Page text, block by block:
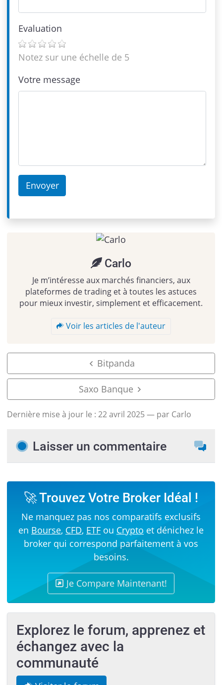
Evaluation
Notez sur une échelle de 5
Votre message
Carlo
Je m’intéresse aux marchés financiers, aux
plateformes de trading et à toutes les astuces
pour mieux investir, simplement et efficacement.
Voir les articles de l'auteur
Bitpanda
Saxo Banque
Dernière mise à jour le : 22 avril 2025— par Carlo
Laisser un commentaire
🚀 Trouvez Votre Broker Idéal !
Ne manquez pas nos comparatifs exclusifs
en Bourse, CFD, ETF ou Crypto et dénichez le
broker qui correspond parfaitement à vos
besoins.
Je Compare Maintenant!
Explorez le forum, apprenez et
échangez avec la
communauté